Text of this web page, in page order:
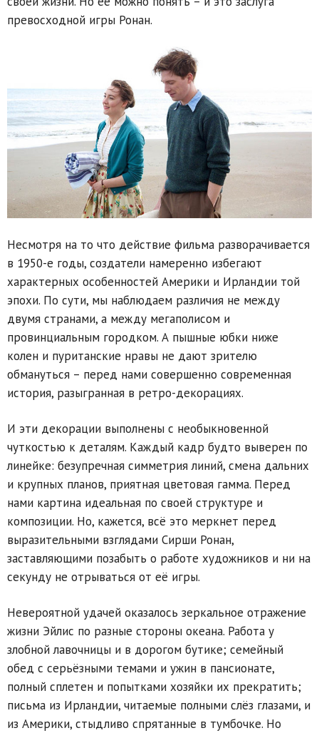
превосходной игры Ронан.
Несмотря на то что действие фильма разворачивается
в 1950-е годы, создатели намеренно избегают
характерных особенностей Америки и Ирландии той
эпохи. По сути, мы наблюдаем различия не между
двумя странами, а между мегаполисом и
провинциальным городком. А пышные юбки ниже
колен и пуританские нравы не дают зрителю
обмануться – перед нами совершенно современная
история, разыгранная в ретро-декорациях.
И эти декорации выполнены с необыкновенной
чуткостью к деталям. Каждый кадр будто выверен по
линейке: безупречная симметрия линий, смена дальних
и крупных планов, приятная цветовая гамма. Перед
нами картина идеальная по своей структуре и
композиции. Но, кажется, всё это меркнет перед
выразительными взглядами Сирши Ронан,
заставляющими позабыть о работе художников и ни на
секунду не отрываться от её игры.
Невероятной удачей оказалось зеркальное отражение
жизни Эйлис по разные стороны океана. Работа у
злобной лавочницы и в дорогом бутике; семейный
обед с серьёзными темами и ужин в пансионате,
полный сплетен и попытками хозяйки их прекратить;
письма из Ирландии, читаемые полными слёз глазами, и
из Америки, стыдливо спрятанные в тумбочке. Но